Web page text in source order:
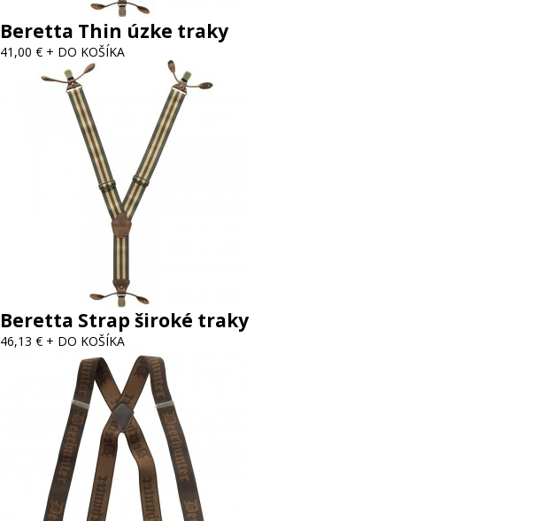
Beretta Thin úzke traky
41,00 € + DO KOŠÍKA
Beretta Strap široké traky
46,13 € + DO KOŠÍKA